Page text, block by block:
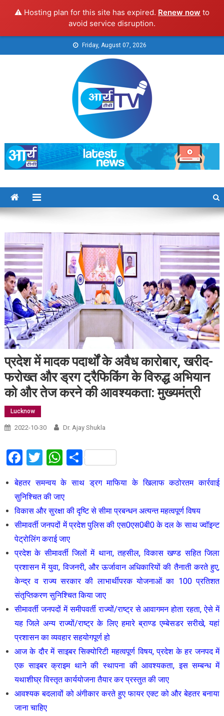
⚠️ Hosting plan for this site has expired. Renew now to
avoid service disruption.
to
Friday, August 07, 2026
Arya TV
प्रदेश में मादक पदार्थों के अवैध कारोबार, खरीद-
फरोख्त और ड्रग ट्रैफिकिंग के विरुद्ध अभियान
को और तेज करने की आवश्यकता: मुख्यमंत्री
Lucknow
2022-10-30 Dr. Ajay Shukla
Facebook
Twitter
WhatsApp
Share
बेहतर समन्वय के साथ ड्रग माफिया के खिलाफ कठोरतम कार्रवाई
सुनिश्चित की जाए
विकास और सुरक्षा की दृष्टि से सीमा प्रबन्धन अत्यन्त महत्वपूर्ण विषय
सीमावर्ती जनपदों में प्रदेश पुलिस की एस0एस0बी0 के दल के साथ ज्वॉइन्ट
पेट्रोलिंग कराई जाए
प्रदेश के सीमावर्ती जिलों में थाना, तहसील, विकास खण्ड सहित जिला
प्रशासन में युवा, विजनरी, और ऊर्जावान अधिकारियों की तैनाती करते हुए,
केन्द्र व राज्य सरकार की लाभार्थीपरक योजनाओं का 100 प्रतिशत
संतृप्तिकरण सुनिश्चित किया जाए
सीमावर्ती जनपदों में समीपवर्ती राज्यों/राष्ट्र से आवागमन होता रहता, ऐसे में
यह जिले अन्य राज्यों/राष्ट्र के लिए हमारे ब्राण्ड एम्बेसडर सरीखे, यहां
प्रशासन का व्यवहार सहयोगपूर्ण हो
आज के दौर में साइबर सिक्योरिटी महत्वपूर्ण विषय, प्रदेश के हर जनपद में
एक साइबर क्राइम थाने की स्थापना की आवश्यकता, इस सम्बन्ध में
यथाशीघ्र विस्तृत कार्ययोजना तैयार कर प्रस्तुत की जाए
आवश्यक बदलावों को अंगीकार करते हुए फायर एक्ट को और बेहतर बनाया
जाना चाहिए